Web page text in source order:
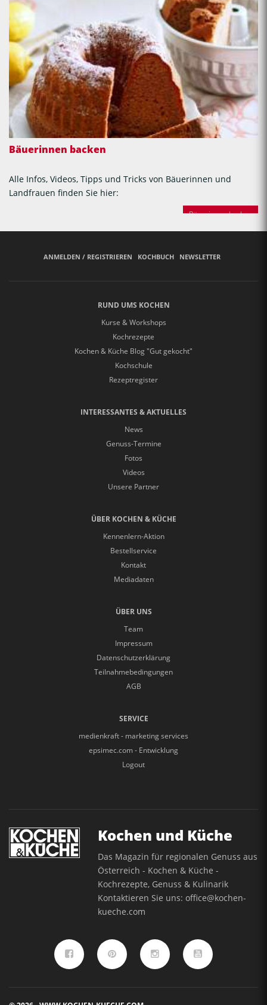
Bäuerinnen backen
Alle Infos, Videos, Tipps und Tricks von Bäuerinnen und
Landfrauen finden Sie hier:
Bäuerinnen backen
ANMELDEN / REGISTRIEREN KOCHBUCH NEWSLETTER
RUND UMS KOCHEN
Kurse & Workshops
Kochrezepte
Kochen & Küche Blog "Gut gekocht"
Kochschule
Rezeptregister
INTERESSANTES & AKTUELLES
News
Genuss-Termine
Fotos
Videos
Unsere Partner
ÜBER KOCHEN & KÜCHE
Kennenlern-Aktion
Bestellservice
Kontakt
Mediadaten
ÜBER UNS
Team
Impressum
Datenschutzerklärung
Teilnahmebedingungen
AGB
SERVICE
medienkraft - marketing services
epsimec.com - Entwicklung
Logout
Kochen und Küche
Das Magazin für regionalen Genuss aus
Österreich - Kochen & Küche -
Kochrezepte, Genuss & Kulinarik
Kontaktieren Sie uns:office@kochen-
kueche.com